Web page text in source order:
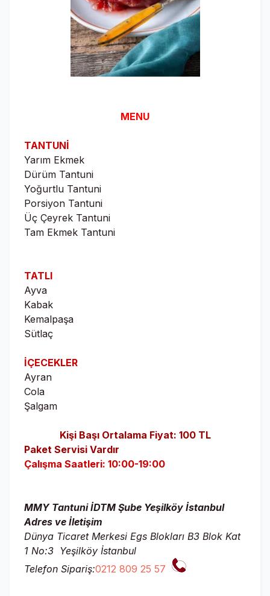
MENU
TANTUNİ
Yarım Ekmek
Dürüm Tantuni
Yoğurtlu Tantuni
Porsiyon Tantuni
Üç Çeyrek Tantuni
Tam Ekmek Tantuni
TATLI
Ayva
Kabak
Kemalpaşa
Sütlaç
İÇECEKLER
Ayran
Cola
Şalgam
Kişi Başı Ortalama Fiyat: 100 TL
Paket Servisi Vardır
Çalışma Saatleri: 10:00-19:00
MMY Tantuni İDTM Şube Yeşilköy İstanbul
Adres ve İletişim
Dünya Ticaret Merkesi Egs Blokları B3 Blok Kat
1 No:3 Yeşilköy İstanbul
Telefon Sipariş:0212 809 25 57